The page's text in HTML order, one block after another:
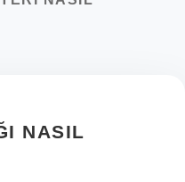
NASIL